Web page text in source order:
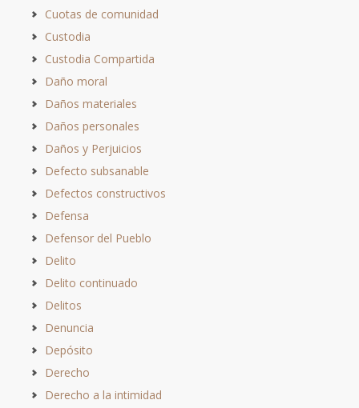
Cuotas de comunidad
Custodia
Custodia Compartida
Daño moral
Daños materiales
Daños personales
Daños y Perjuicios
Defecto subsanable
Defectos constructivos
Defensa
Defensor del Pueblo
Delito
Delito continuado
Delitos
Denuncia
Depósito
Derecho
Derecho a la intimidad